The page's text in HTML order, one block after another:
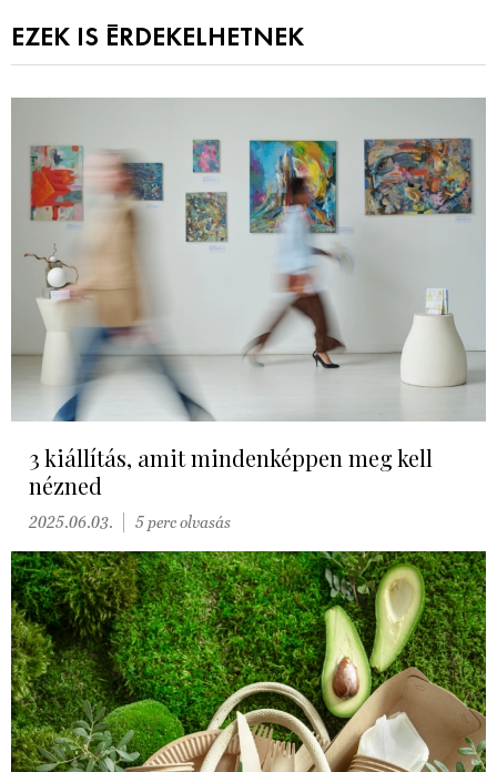
EZEK IS ÉRDEKELHETNEK
3 kiállítás, amit mindenképpen meg kell
nézned
2025.06.03. 5 perc olvasás